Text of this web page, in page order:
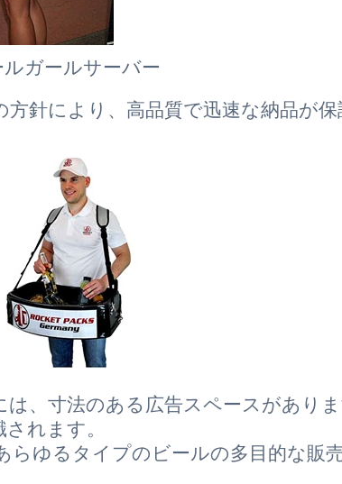
ガールサーバー
針により、高品質で迅速な納品が
、寸法のある広告スペースがありま
れます。
ゆるタイプのビールの多目的な販